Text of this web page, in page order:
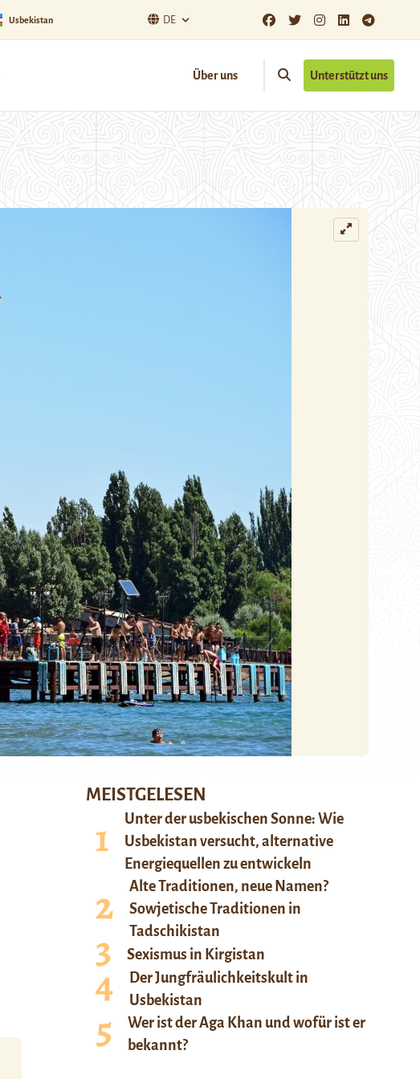
Usbekistan DE
Über uns Unterstützt uns
MEISTGELESEN
Unter der usbekischen Sonne: Wie
Usbekistan versucht, alternative
Energiequellen zu entwickeln
Alte Traditionen, neue Namen?
Sowjetische Traditionen in
Tadschikistan
Sexismus in Kirgistan
Der Jungfräulichkeitskult in
Usbekistan
Wer ist der Aga Khan und wofür ist er
bekannt?